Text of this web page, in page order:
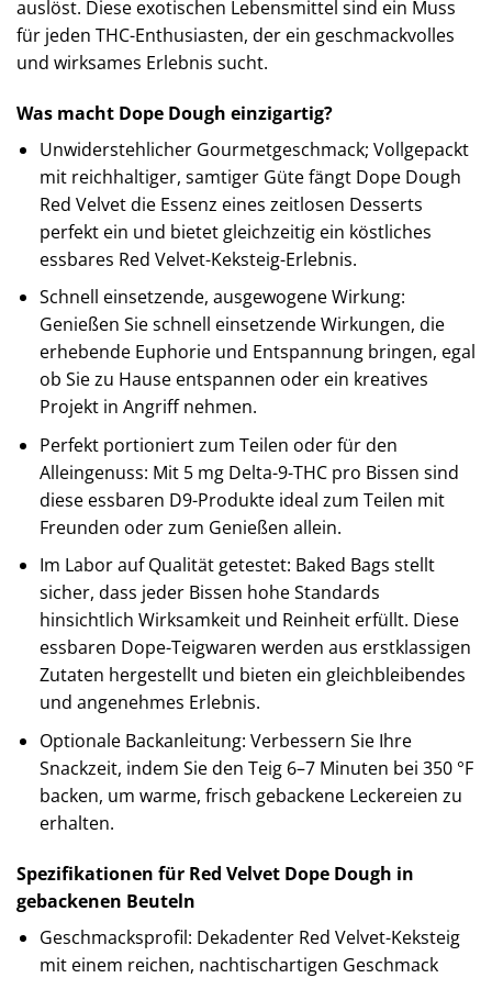
auslöst. Diese exotischen Lebensmittel sind ein Muss
für jeden THC-Enthusiasten, der ein geschmackvolles
und wirksames Erlebnis sucht.
Was macht Dope Dough einzigartig?
Unwiderstehlicher Gourmetgeschmack; Vollgepackt
mit reichhaltiger, samtiger Güte fängt Dope Dough
Red Velvet die Essenz eines zeitlosen Desserts
perfekt ein und bietet gleichzeitig ein köstliches
essbares Red Velvet-Keksteig-Erlebnis.
Schnell einsetzende, ausgewogene Wirkung:
Genießen Sie schnell einsetzende Wirkungen, die
erhebende Euphorie und Entspannung bringen, egal
ob Sie zu Hause entspannen oder ein kreatives
Projekt in Angriff nehmen.
Perfekt portioniert zum Teilen oder für den
Alleingenuss: Mit 5 mg Delta-9-THC pro Bissen sind
diese essbaren D9-Produkte ideal zum Teilen mit
Freunden oder zum Genießen allein.
Im Labor auf Qualität getestet: Baked Bags stellt
sicher, dass jeder Bissen hohe Standards
hinsichtlich Wirksamkeit und Reinheit erfüllt. Diese
essbaren Dope-Teigwaren werden aus erstklassigen
Zutaten hergestellt und bieten ein gleichbleibendes
und angenehmes Erlebnis.
Optionale Backanleitung: Verbessern Sie Ihre
Snackzeit, indem Sie den Teig 6–7 Minuten bei 350 °F
backen, um warme, frisch gebackene Leckereien zu
erhalten.
Spezifikationen für Red Velvet Dope Dough in
gebackenen Beuteln
Geschmacksprofil: Dekadenter Red Velvet-Keksteig
mit einem reichen, nachtischartigen Geschmack